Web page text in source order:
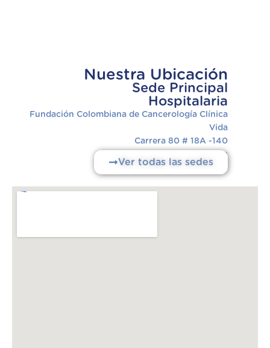
Nuestra Ubicación
Sede Principal
Hospitalaria
Fundación Colombiana de Cancerología Clínica
Vida
Carrera 80 # 18A -140
Belén
Ver todas las sedes